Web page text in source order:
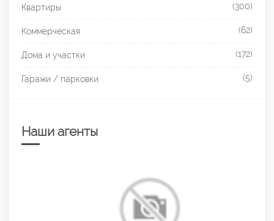
Квартиры (300)
Коммерческая (62)
Дома и участки (172)
Гаражи / парковки (5)
Наши агенты